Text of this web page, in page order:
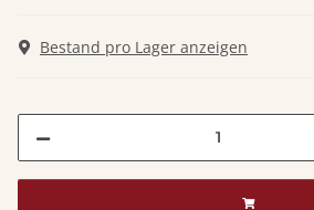
Bestand pro Lager anzeigen